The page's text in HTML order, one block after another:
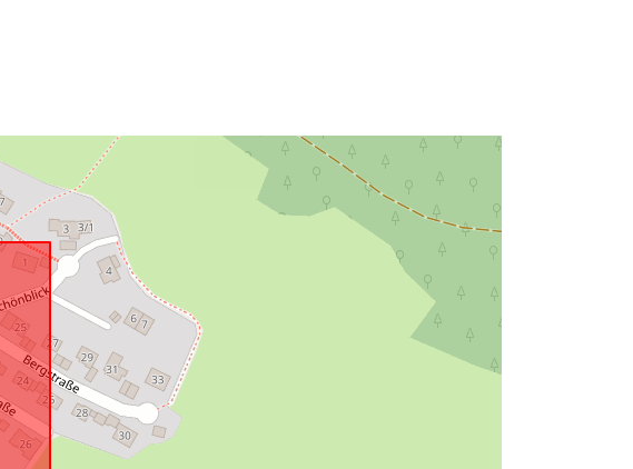
380bf03ee4fd